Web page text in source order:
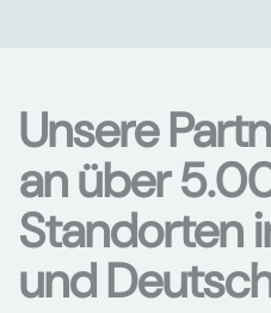
Unsere
an über
Standorten
und